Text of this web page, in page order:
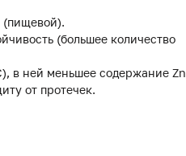
(пищевой).
(большее количество
в ней меньшее содержание
от протечек.